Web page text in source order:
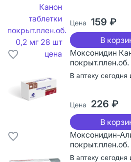
Цена 159 ₽
В
Моксонидин
В аптеку сегодня
Цена 226 ₽
В
Моксонидин-
В аптеку сегодня